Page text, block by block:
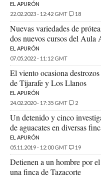
EL APURÓN
22.02.2023 - 12:42 GMT
18
Nuevas variedades de
dos nuevos cursos del
EL APURÓN
07.05.2022 - 11:12 GMT
El viento ocasiona
de Tijarafe y Los Llanos
EL APURÓN
24.02.2020 - 17:35 GMT
2
Un detenido y cinco
de aguacates en diversas
EL APURÓN
05.11.2019 - 12:00 GMT
19
Detienen a un hombre por
una finca de Tazacorte